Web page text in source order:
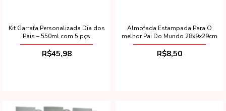
Kit Garrafa Personalizada Dia dos
Pais – 550ml com 5 pçs
R$45,98
Almofada Estampada Para O
melhor Pai Do Mundo 28x9x29cm
R$8,50